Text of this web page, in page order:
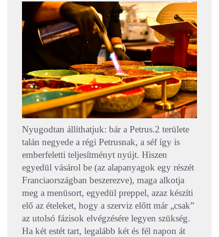
Nyugodtan állíthatjuk: bár a Petrus.2 területe
talán negyede a régi Petrusnak, a séf így is
emberfeletti teljesítményt nyújt. Hiszen
egyedül vásárol be (az alapanyagok egy részét
Franciaországban beszerezve), maga alkotja
meg a menüsort, egyedül preppel, azaz készíti
elő az ételeket, hogy a szerviz előtt már „csak”
az utolsó fázisok elvégzésére legyen szükség.
Ha két estét tart, legalább két és fél napon át